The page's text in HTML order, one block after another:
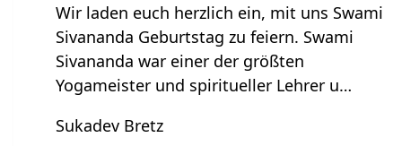
Wir laden euch herzlich ein, mit uns Swami
Sivananda Geburtstag zu feiern. Swami
Sivananda war einer der größten
Yogameister und spiritueller Lehrer u…
Sukadev Bretz